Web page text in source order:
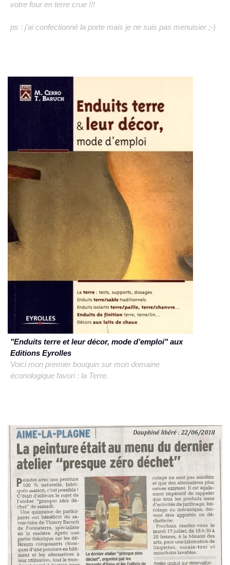
votre four en terre crue !!!
ps : j'ai confectionné la porte mais je ne suis pas menuisier ;-)
"Enduits terre et leur décor, mode d’emploi" aux
Editions Eyrolles
Voici mon premier bouquin sur mon domaine
éconologique favori : la Terre.